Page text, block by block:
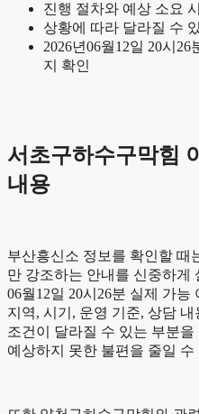
진행 절차와 예상 소요
상황에 따라 달라질 수
2026년06월12일 20시
지 확인
서초구하수구막힘
내용
부산흥신소 정보를 확인할 때
만 강조하는 안내를 신중하게
06월12일 20시26분 실제 가
지역, 시기, 운영 기준, 상담
조건이 달라질 수 있는 부분
예상하지 못한 불편을 줄일 수